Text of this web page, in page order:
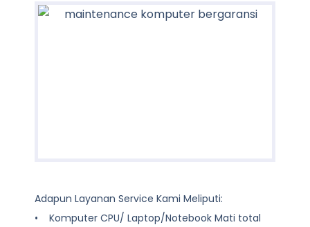
Adapun Layanan Service Kami Meliputi:
• Komputer CPU/ Laptop/Notebook Mati total